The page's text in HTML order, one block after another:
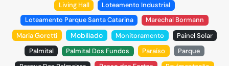
Living Hall
Loteamento Industrial
Loteamento Parque Santa Catarina
Marechal Bormann
Maria Goretti
Mobiliado Monitoramento
Painel Solar
Palmital
Palmital Dos Fundos Paraíso
Parque